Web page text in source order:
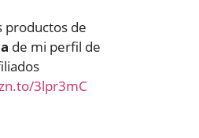
productos de
de mi perfil de
3lpr3mC